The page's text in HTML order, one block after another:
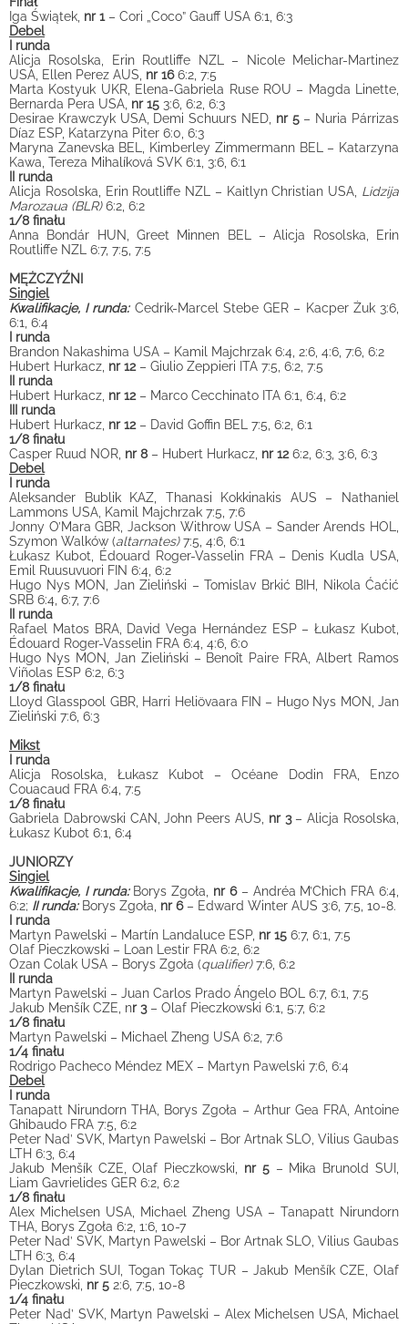
Iga Świątek, nr 1 – Cori „Coco” Gauff USA 6:1, 6:3
Debel
I runda
Alicja Rosolska, Erin Routliffe NZL – Nicole Melichar-Martinez
USA, Ellen Perez AUS, nr 166:2, 7:5
Marta Kostyuk UKR, Elena-Gabriela Ruse ROU – Magda Linette,
Bernarda Pera USA, nr 15 3:6, 6:2, 6:3
Desirae Krawczyk USA, Demi Schuurs NED, nr 5 – Nuria Párrizas
Díaz ESP, Katarzyna Piter 6:0, 6:3
Maryna Zanevska BEL, Kimberley Zimmermann BEL – Katarzyna
Kawa, Tereza Mihalíková SVK 6:1, 3:6, 6:1
II runda
Alicja Rosolska, Erin Routliffe NZL – Kaitlyn Christian USA, Lidzija
Marozaua (BLR)6:2, 6:2
1/8 finału
Anna Bondár HUN, Greet Minnen BEL – Alicja Rosolska, Erin
Routliffe NZL 6:7, 7:5, 7:5
MĘŻCZYŹNI
Singiel
Kwalifikacje, I runda:Cedrik-Marcel Stebe GER – Kacper Żuk 3:6,
6:1, 6:4
I runda
Brandon Nakashima USA – Kamil Majchrzak 6:4, 2:6, 4:6, 7:6, 6:2
Hubert Hurkacz, nr 12 – Giulio Zeppieri ITA 7:5, 6:2, 7:5
II runda
Hubert Hurkacz, nr 12 – Marco Cecchinato ITA 6:1, 6:4, 6:2
III runda
Hubert Hurkacz, nr 12 – David Goffin BEL 7:5, 6:2, 6:1
1/8 finału
Casper Ruud NOR, nr 8 – Hubert Hurkacz, nr 12 6:2, 6:3, 3:6, 6:3
Debel
I runda
Aleksander Bublik KAZ, Thanasi Kokkinakis AUS – Nathaniel
Lammons USA, Kamil Majchrzak 7:5, 7:6
Jonny O’Mara GBR, Jackson Withrow USA – Sander Arends HOL,
Szymon Walków (altarnates)7:5, 4:6, 6:1
Łukasz Kubot, Édouard Roger-Vasselin FRA – Denis Kudla USA,
Emil Ruusuvuori FIN 6:4, 6:2
Hugo Nys MON, Jan Zieliński – Tomislav Brkić BIH, Nikola Ćaćić
SRB 6:4, 6:7, 7:6
II runda
Rafael Matos BRA, David Vega Hernández ESP – Łukasz Kubot,
Édouard Roger-Vasselin FRA 6:4, 4:6, 6:0
Hugo Nys MON, Jan Zieliński – Benoît Paire FRA, Albert Ramos
Viñolas ESP 6:2, 6:3
1/8 finału
Lloyd Glasspool GBR, Harri Heliövaara FIN – Hugo Nys MON, Jan
Zieliński 7:6, 6:3
Mikst
I runda
Alicja Rosolska, Łukasz Kubot – Océane Dodin FRA, Enzo
Couacaud FRA 6:4, 7:5
1/8 finału
Gabriela Dabrowski CAN, John Peers AUS, nr 3 – Alicja Rosolska,
Łukasz Kubot 6:1, 6:4
JUNIORZY
Singiel
Kwalifikacje, I runda: Borys Zgoła, nr 6– Andréa M’Chich FRA 6:4,
6:2; II runda: Borys Zgoła, nr 6 – Edward Winter AUS 3:6, 7:5, 10-8.
I runda
Martyn Pawelski – Martín Landaluce ESP, nr 15 6:7, 6:1, 7:5
Olaf Pieczkowski – Loan Lestir FRA 6:2, 6:2
Ozan Colak USA – Borys Zgoła (qualifier)7:6, 6:2
II runda
Martyn Pawelski – Juan Carlos Prado Ángelo BOL 6:7, 6:1, 7:5
Jakub Menšík CZE, nr 3– Olaf Pieczkowski 6:1, 5:7, 6:2
1/8 finału
Martyn Pawelski – Michael Zheng USA 6:2, 7:6
1/4 finału
Rodrigo Pacheco Méndez MEX – Martyn Pawelski 7:6, 6:4
Debel
I runda
Tanapatt Nirundorn THA, Borys Zgoła – Arthur Gea FRA, Antoine
Ghibaudo FRA 7:5, 6:2
Peter Nad’ SVK, Martyn Pawelski – Bor Artnak SLO, Vilius Gaubas
LTH 6:3, 6:4
Jakub Menšík CZE, Olaf Pieczkowski, nr 5– Mika Brunold SUI,
Liam Gavrielides GER 6:2, 6:2
1/8 finału
Alex Michelsen USA, Michael Zheng USA – Tanapatt Nirundorn
THA, Borys Zgoła 6:2, 1:6, 10-7
Peter Nad’ SVK, Martyn Pawelski – Bor Artnak SLO, Vilius Gaubas
LTH 6:3, 6:4
Dylan Dietrich SUI, Togan Tokaç TUR – Jakub Menšík CZE, Olaf
Pieczkowski, nr 5 2:6, 7:5, 10-8
1/4 finału
Peter Nad’ SVK, Martyn Pawelski – Alex Michelsen USA, Michael